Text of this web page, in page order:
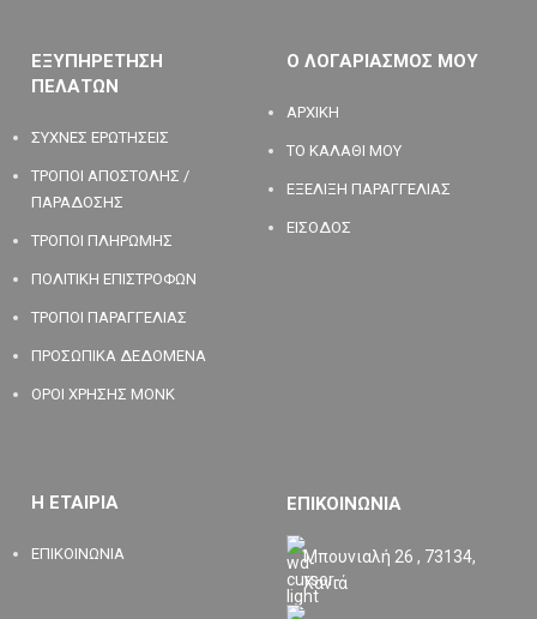
ΕΞΥΠΗΡΕΤΗΣΗ
ΠΕΛΑΤΩΝ
ΣΥΧΝΕΣ ΕΡΩΤΗΣΕΙΣ
ΤΡΟΠΟΙ ΑΠΟΣΤΟΛΗΣ /
ΠΑΡΑΔΟΣΗΣ
ΤΡΟΠΟΙ ΠΛΗΡΩΜΗΣ
ΠΟΛΙΤΙΚΗ ΕΠΙΣΤΡΟΦΩΝ
ΤΡΟΠΟΙ ΠΑΡΑΓΓΕΛΙΑΣ
ΠΡΟΣΩΠΙΚΑ ΔΕΔΟΜΕΝΑ
ΟΡΟΙ ΧΡΗΣΗΣ MONK
Ο ΛΟΓΑΡΙΑΣΜΟΣ ΜΟΥ
ΑΡΧΙΚΗ
ΤΟ ΚΑΛΑΘΙ ΜΟΥ
ΕΞΕΛΙΞΗ ΠΑΡΑΓΓΕΛΙΑΣ
ΕΙΣΟΔΟΣ
Η ΕΤΑΙΡΙΑ
ΕΠΙΚΟΙΝΩΝΙΑ
ΕΠΙΚΟΙΝΩΝΙΑ
Μπουνιαλή 26 , 73134,
Χανιά